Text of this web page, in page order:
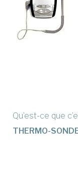
Qu’est-ce que
THERMO-